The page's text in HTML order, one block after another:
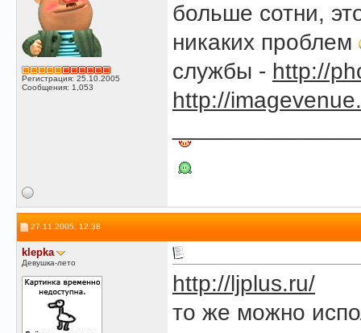
Регистрация: 25.10.2005
Сообщения: 1,053
больше сотни,
никаких проблем
службы - http://
http://
27.11.2005, 12:38
klepka
Девушка-лето
http://ljplus.ru/
то же можно